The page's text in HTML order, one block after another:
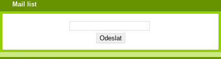
Mail list